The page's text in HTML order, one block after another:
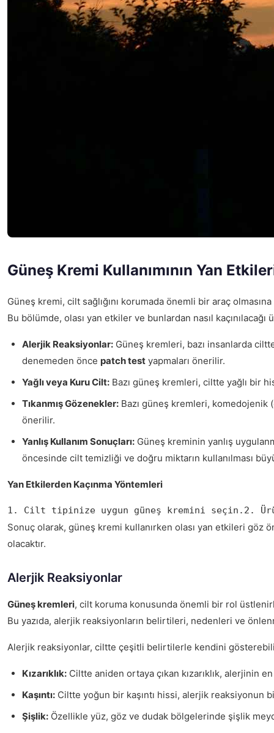
Güneş Kremi Kullanımının Yan
Güneş kremi, cilt sağlığını korumada önemli bir araç
Bu bölümde, olası yan etkiler ve bunlardan nasıl kaçınılacağı
Alerjik Reaksiyonlar: Güneş kremleri, bazı insanlarda
denemeden önce patch test yapmaları önerilir.
Yağlı veya Kuru Cilt: Bazı güneş kremleri, ciltte yağlı bir
Tıkanmış Gözenekler: Bazı güneş kremleri,
önerilir.
Yanlış Kullanım Sonuçları: Güneş kreminin yanlış
öncesinde cilt temizliği ve doğru miktarın kullanılması
Yan Etkilerden Kaçınma Yöntemleri
1. Cilt tipinize uygun güneş kremini seçin.2.
Sonuç olarak, güneş kremi kullanırken olası yan etkileri göz
olacaktır.
Alerjik Reaksiyonlar
Güneş kremleri, cilt koruma konusunda önemli bir rol
Bu yazıda, alerjik reaksiyonların belirtileri, nedenleri ve
Alerjik reaksiyonlar, ciltte çeşitli belirtilerle kendini
Kızarıklık: Ciltte aniden ortaya çıkan kızarıklık, alerjinin
Kaşıntı: Ciltte yoğun bir kaşıntı hissi, alerjik reaksiyonun
Şişlik: Özellikle yüz, göz ve dudak bölgelerinde şişlik